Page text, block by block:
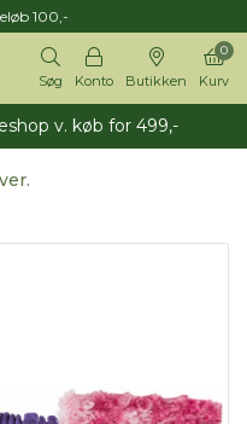
100,-
Søg Konto Butikken Kurv
0
v. køb for 499,-